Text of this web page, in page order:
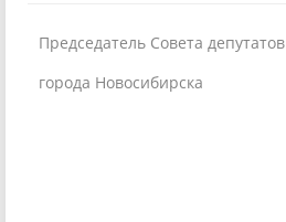
Председатель Совета депутатов
города Новосибирска